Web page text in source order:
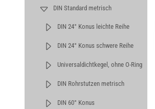
DIN Standard metrisch
DIN 24° Konus leichte Reihe
DIN 24° Konus schwere Reihe
Universaldichtkegel, ohne O-Ring
DIN Rohrstutzen metrisch
DIN 60° Konus